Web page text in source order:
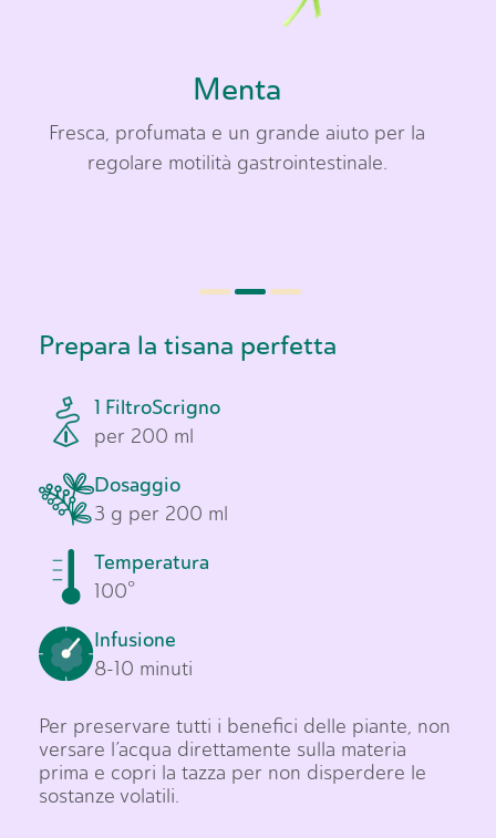
Menta
Fresca, profumata e un grande aiuto per la
regolare motilità gastrointestinale.
Prepara la tisana perfetta
1 FiltroScrigno
per 200 ml
Dosaggio
3 g per 200 ml
Temperatura
100°
Infusione
8-10 minuti
Per preservare tutti i benefici delle piante, non
versare l’acqua direttamente sulla materia
prima e copri la tazza per non disperdere le
sostanze volatili.